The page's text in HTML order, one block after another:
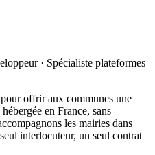
· Spécialiste plateformes
offrir aux communes une
en France, sans
les mairies dans
interlocuteur, un seul contrat